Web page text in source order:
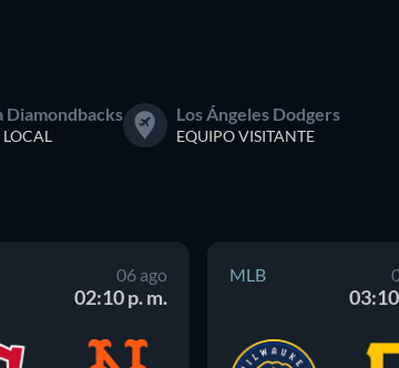
Diamondbacks Los Ángeles Dodgers
EQUIPO VISITANTE
06 ago
02:10 p. m.
MLB